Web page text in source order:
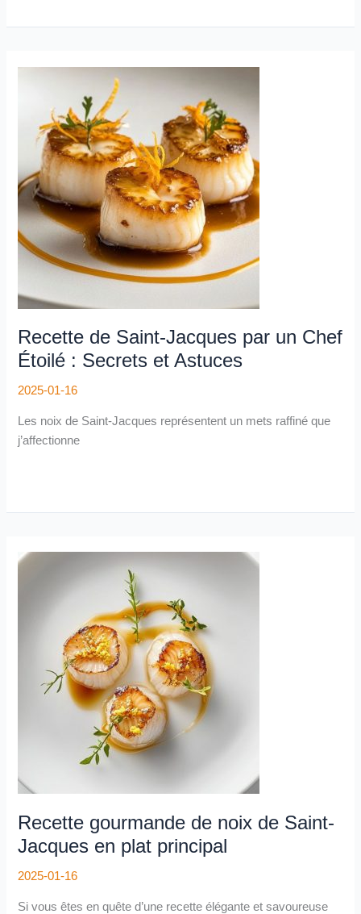
Recette de Saint-Jacques par un Chef
Étoilé : Secrets et Astuces
2025-01-16
Les noix de Saint-Jacques représentent un mets raffiné que
j’affectionne
Jacques
un
Chef
Étoilé
:
Secrets
Recette gourmande de noix de Saint-
Jacques en plat principal
2025-01-16
Si vous êtes en quête d’une recette élégante et savoureuse
Recette
Jacques